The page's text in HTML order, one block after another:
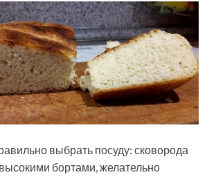
выбрать посуду: сковорода
бортами, желательно